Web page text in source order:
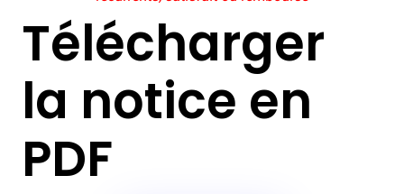
Télécharger
la notice en
PDF